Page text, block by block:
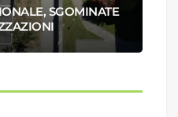
SGOMINATE